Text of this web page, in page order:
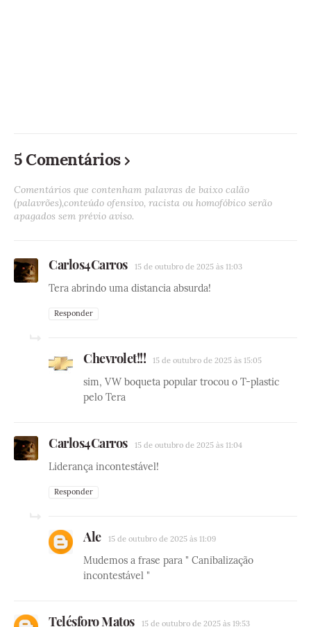
5 Comentários
Comentários que contenham palavras de baixo calão
(palavrões),conteúdo ofensivo, racista ou homofóbico serão
apagados sem prévio aviso.
Carlos4Carros 15 de outubro de 2025 às 11:03
Tera abrindo uma distancia absurda!
Responder
Chevrolet!!! 15 de outubro de 2025 às 15:05
sim, VW boqueta popular trocou o T-plastic
pelo Tera
Carlos4Carros 15 de outubro de 2025 às 11:04
Liderança incontestável!
Responder
Ale 15 de outubro de 2025 às 11:09
Mudemos a frase para " Canibalização
incontestável "
Telésforo Matos 15 de outubro de 2025 às 19:53